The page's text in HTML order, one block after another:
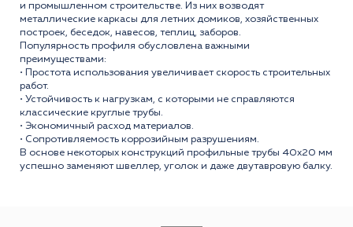
и промышленном строительстве. Из них возводят
металлические каркасы для летних домиков, хозяйственных
построек, беседок, навесов, теплиц, заборов.
Популярность профиля обусловлена важными
преимуществами:
• Простота использования увеличивает скорость строительных
работ.
• Устойчивость к нагрузкам, с которыми не справляются
классические круглые трубы.
• Экономичный расход материалов.
• Сопротивляемость коррозийным разрушениям.
В основе некоторых конструкций профильные трубы 40x20 мм
успешно заменяют швеллер, уголок и даже двутавровую балку.